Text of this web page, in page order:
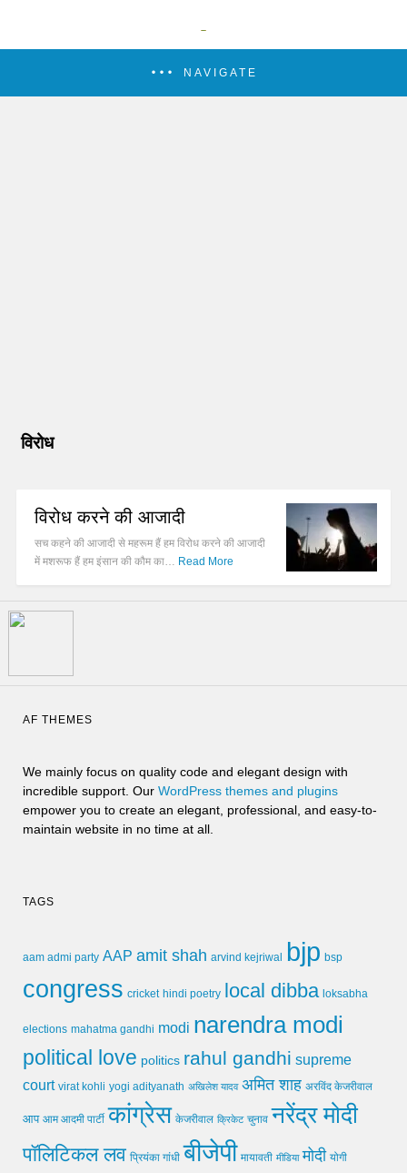
NAVIGATE
विरोध
विरोध करने की आजादी
सच कहने की आजादी से महरूम हैं हम विरोध करने की आजादी
में मशरूफ हैं हम इंसान की कौम का… Read More
AF THEMES
We mainly focus on quality code and elegant design with
incredible support. Our WordPress themes and plugins
empower you to create an elegant, professional, and easy-to-
maintain website in no time at all.
TAGS
aam admi party AAP amit shah arvind kejriwal bjp bsp
congress cricket hindi poetry local dibba loksabha
elections mahatma gandhi modi narendra modi
political love politics rahul gandhi supreme
court virat kohli yogi adityanath अखिलेश यादव अमित शाह अरविंद केजरीवाल
आप आम आदमी पार्टी कांग्रेस केजरीवाल क्रिकेट चुनाव नरेंद्र मोदी
पॉलिटिकल लव प्रियंका गांधी बीजेपी मायावती मीडिया मोदी योगी